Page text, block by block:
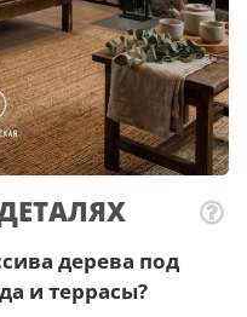
дерева под
и террасы?